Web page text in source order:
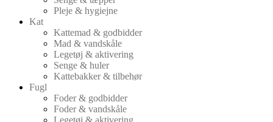
Pleje & hygiejne
Kat
Kattemad & godbidder
Mad & vandskåle
Legetøj & aktivering
Senge & huler
Kattebakker & tilbehør
Fugl
Foder & godbidder
Foder & vandskåle
Legetøj & aktivering